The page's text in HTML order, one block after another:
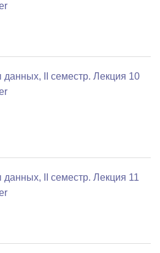
данных, II семестр. Лекция 10
данных, II семестр. Лекция 11